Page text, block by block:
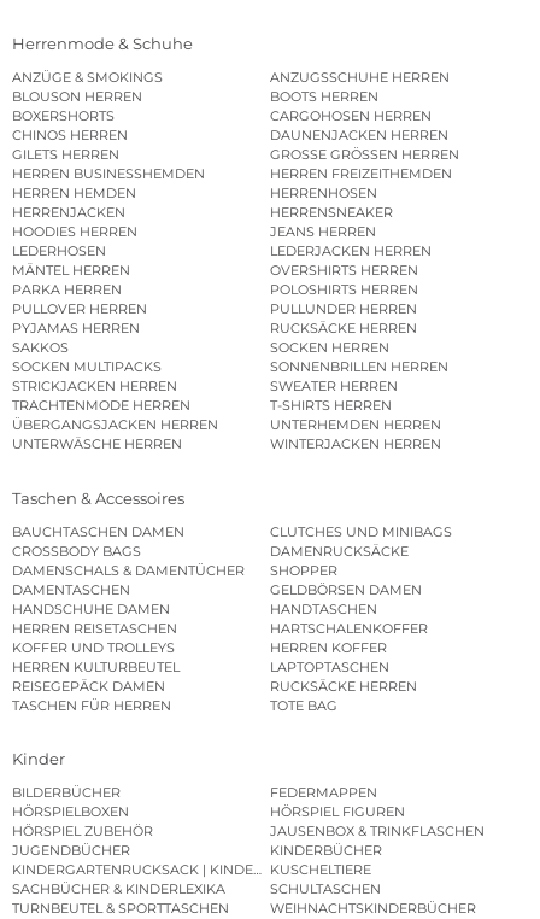
Herrenmode & Schuhe
ANZÜGE & SMOKINGS
ANZUGSSCHUHE HERREN
BLOUSON HERREN
BOOTS HERREN
BOXERSHORTS
CARGOHOSEN HERREN
CHINOS HERREN
DAUNENJACKEN HERREN
GILETS HERREN
GROSSE GRÖSSEN HERREN
HERREN BUSINESSHEMDEN
HERREN FREIZEITHEMDEN
HERREN HEMDEN
HERRENHOSEN
HERRENJACKEN
HERRENSNEAKER
HOODIES HERREN
JEANS HERREN
LEDERHOSEN
LEDERJACKEN HERREN
MÄNTEL HERREN
OVERSHIRTS HERREN
PARKA HERREN
POLOSHIRTS HERREN
PULLOVER HERREN
PULLUNDER HERREN
PYJAMAS HERREN
RUCKSÄCKE HERREN
SAKKOS
SOCKEN HERREN
SOCKEN MULTIPACKS
SONNENBRILLEN HERREN
STRICKJACKEN HERREN
SWEATER HERREN
TRACHTENMODE HERREN
T-SHIRTS HERREN
ÜBERGANGSJACKEN HERREN
UNTERHEMDEN HERREN
UNTERWÄSCHE HERREN
WINTERJACKEN HERREN
Taschen & Accessoires
BAUCHTASCHEN DAMEN
CLUTCHES UND MINIBAGS
CROSSBODY BAGS
DAMENRUCKSÄCKE
DAMENSCHALS & DAMENTÜCHER
SHOPPER
DAMENTASCHEN
GELDBÖRSEN DAMEN
HANDSCHUHE DAMEN
HANDTASCHEN
HERREN REISETASCHEN
HARTSCHALENKOFFER
KOFFER UND TROLLEYS
HERREN KOFFER
HERREN KULTURBEUTEL
LAPTOPTASCHEN
REISEGEPÄCK DAMEN
RUCKSÄCKE HERREN
TASCHEN FÜR HERREN
TOTE BAG
Kinder
BILDERBÜCHER
FEDERMAPPEN
HÖRSPIELBOXEN
HÖRSPIEL FIGUREN
HÖRSPIEL ZUBEHÖR
JAUSENBOX & TRINKFLASCHEN
JUGENDBÜCHER
KINDERBÜCHER
KINDERGARTENRUCKSACK | KINDERGARTENBEUTEL
KUSCHELTIERE
SACHBÜCHER & KINDERLEXIKA
SCHULTASCHEN
TURNBEUTEL & SPORTTASCHEN
WEIHNACHTSKINDERBÜCHER